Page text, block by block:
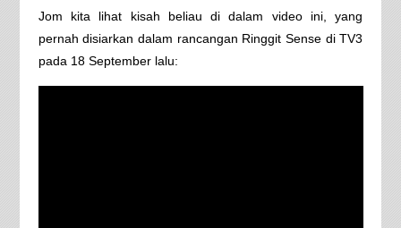
Jom kita lihat kisah beliau di dalam video ini, yang
pernah disiarkan dalam rancangan Ringgit Sense di TV3
pada 18 September lalu: